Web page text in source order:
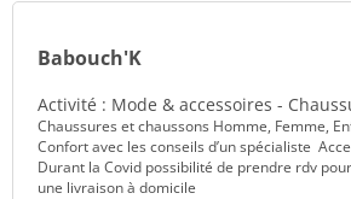
Babouch'K
Activité : Mode & accessoires -
Chaussures et chaussons Homme, Femme,
Confort avec les conseils d’un spécialiste
Durant la Covid possibilité de prendre rdv
une livraison à domicile